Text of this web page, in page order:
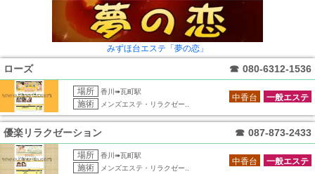
みずほ台エステ「夢の恋」
ローズ ☎ 080-6312-1536
場所 香川➠瓦町駅
施術 メンズエステ・リラクゼー..
一般エステ
中香台
優楽リラクゼーション ☎ 087-873-2433
場所 香川➠瓦町駅
施術 メンズエステ・リラクゼー..
一般エステ
中香台